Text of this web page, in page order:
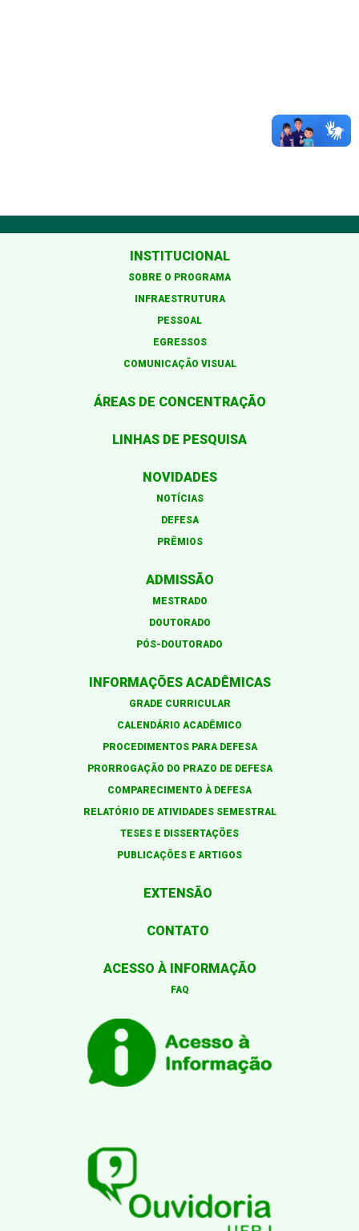
INSTITUCIONAL
SOBRE O PROGRAMA
INFRAESTRUTURA
PESSOAL
EGRESSOS
COMUNICAÇÃO VISUAL
ÁREAS DE CONCENTRAÇÃO
LINHAS DE PESQUISA
NOVIDADES
NOTÍCIAS
DEFESA
PRÊMIOS
ADMISSÃO
MESTRADO
DOUTORADO
PÓS-DOUTORADO
INFORMAÇÕES ACADÊMICAS
GRADE CURRICULAR
CALENDÁRIO ACADÊMICO
PROCEDIMENTOS PARA DEFESA
PRORROGAÇÃO DO PRAZO DE DEFESA
COMPARECIMENTO À DEFESA
RELATÓRIO DE ATIVIDADES SEMESTRAL
TESES E DISSERTAÇÕES
PUBLICAÇÕES E ARTIGOS
EXTENSÃO
CONTATO
ACESSO À INFORMAÇÃO
FAQ
Desenvolvido por: